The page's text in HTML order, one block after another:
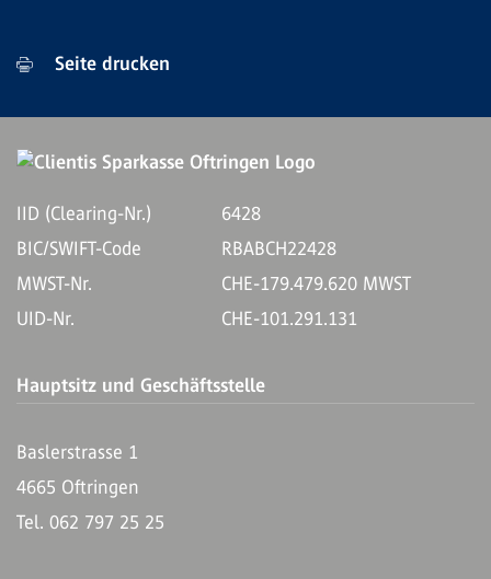
Seite drucken
IID (Clearing-Nr.)
6428
BIC/SWIFT-Code
RBABCH22428
MWST-Nr.
CHE-179.479.620 MWST
UID-Nr.
CHE-101.291.131
Hauptsitz und Geschäftsstelle
Baslerstrasse 1
4665 Oftringen
Tel. 062 797 25 25